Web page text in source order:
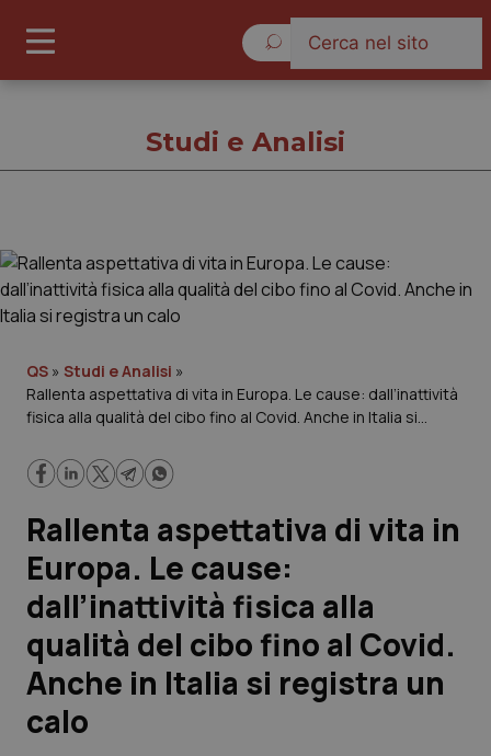
Cronache
Governo e Parlamento
Regioni e Asl
Lavoro e Professioni
Scienza e Farmaci
Studi e Analisi
Lettere al direttore
Edizioni Regionali
Studi e Analisi
QS » Studi e Analisi »
Rallenta aspettativa di vita in Europa. Le cause: dall’inattività
fisica alla qualità del cibo fino al Covid. Anche in Italia si
Rallenta aspettativa di vita in
Europa. Le cause:
dall’inattività fisica alla
qualità del cibo fino al Covid.
Anche in Italia si registra un
calo